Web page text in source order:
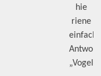
hie
riene
einfache
Antwort: